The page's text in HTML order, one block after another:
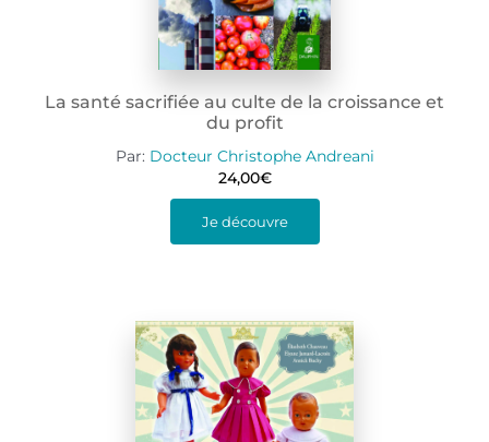
La santé sacrifiée au culte de la croissance et
du profit
Par: Docteur Christophe Andreani
24,00€
Je découvre